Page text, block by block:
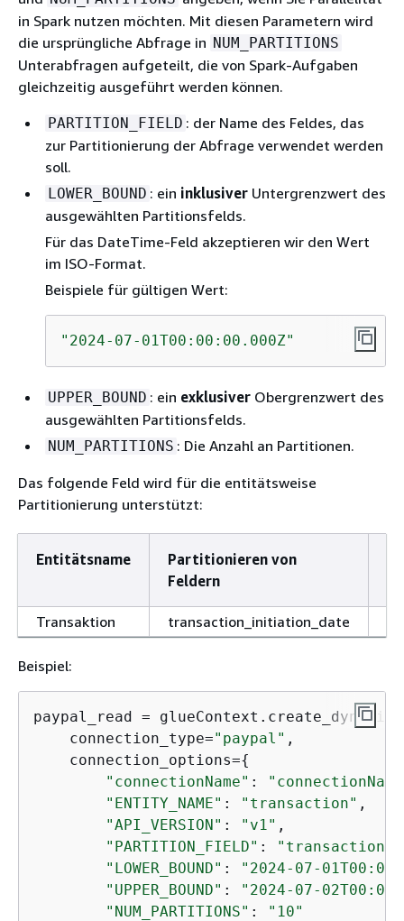
in Spark nutzen möchten. Mit diesen Parametern wird
die ursprüngliche Abfrage in NUM_PARTITIONS
Unterabfragen aufgeteilt, die von Spark-Aufgaben
gleichzeitig ausgeführt werden können.
PARTITION_FIELD : der Name des Feldes, das
zur Partitionierung der Abfrage verwendet werden
soll.
LOWER_BOUND : ein inklusiver Untergrenzwert des
ausgewählten Partitionsfelds.
Für das DateTime-Feld akzeptieren wir den Wert
im ISO-Format.
Beispiele für gültigen Wert:
"2024-07-01T00:00:00.000Z"
UPPER_BOUND : ein exklusiver Obergrenzwert des
ausgewählten Partitionsfelds.
NUM_PARTITIONS : Die Anzahl an Partitionen.
Das folgende Feld wird für die entitätsweise
Partitionierung unterstützt:
Entitätsname
Partitionieren von
Feldern
Transaktion transaction_initiation_date
Beispiel:
paypal_read =
    connection_type=
"paypal" ,
    connection_options=
{
"connectionName" :
"ENTITY_NAME" : "transaction" ,
"API_VERSION" : "v1" ,
"PARTITION_FIELD" :
"LOWER_BOUND" :
"2024-07-
"UPPER_BOUND" :
"2024-07-
"NUM_PARTITIONS" :
"10"